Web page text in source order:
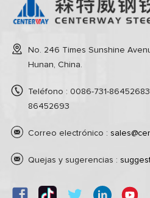
No. 246 Times Sunshine
Hunan, China.
Teléfono : 0086-731-
86452693
Correo electrónico :
Quejas y sugerencias :